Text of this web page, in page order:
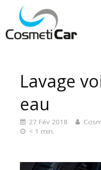
Lavage
eau
27 Fév 2018
< 1 min.